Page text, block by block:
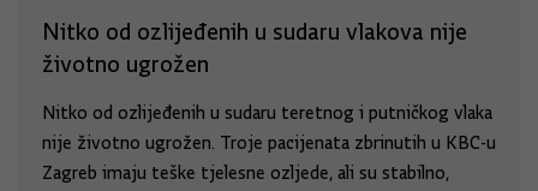
Nitko od ozlijeđenih u sudaru vlakova nije
životno ugrožen
Nitko od ozlijeđenih u sudaru teretnog i putničkog vlaka
nije životno ugrožen. Troje pacijenata zbrinutih u KBC-u
Zagreb imaju teške tjelesne ozljede, ali su stabilno,